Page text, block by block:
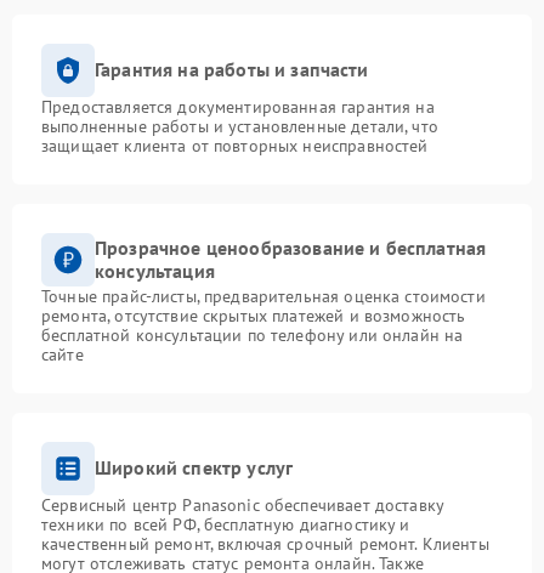
Гарантия на работы и запчасти
Предоставляется документированная гарантия на
выполненные работы и установленные детали, что
защищает клиента от повторных неисправностей
Прозрачное ценообразование и бесплатная
консультация
Точные прайс-листы, предварительная оценка стоимости
ремонта, отсутствие скрытых платежей и возможность
бесплатной консультации по телефону или онлайн на
сайте
Широкий спектр услуг
Сервисный центр Panasonic обеспечивает доставку
техники по всей РФ, бесплатную диагностику и
качественный ремонт, включая срочный ремонт. Клиенты
могут отслеживать статус ремонта онлайн. Также